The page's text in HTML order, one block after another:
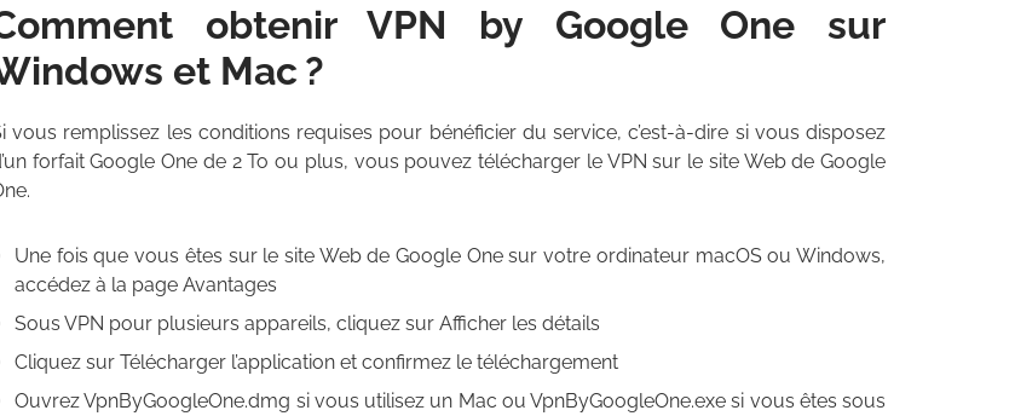
obtenir VPN by Google One sur
et Mac ?
vous remplissez les conditions requises pour bénéficier du service, c’est-à-dire si vous disposez
forfait Google One de 2 To ou plus, vous pouvez télécharger le VPN sur le site Web de Google
Une fois que vous êtes sur le site Web de Google One sur votre ordinateur macOS ou Windows,
accédez à la page Avantages
Sous VPN pour plusieurs appareils, cliquez sur Afficher les détails
Cliquez sur Télécharger l’application et confirmez le téléchargement
Ouvrez VpnByGoogleOne.dmg si vous utilisez un Mac ou VpnByGoogleOne.exe si vous êtes sous